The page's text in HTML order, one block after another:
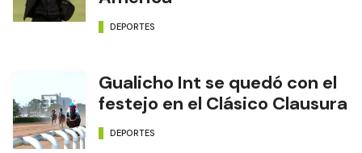
DEPORTES
Gualicho Int se quedó con el
festejo en el Clásico Clausura
DEPORTES